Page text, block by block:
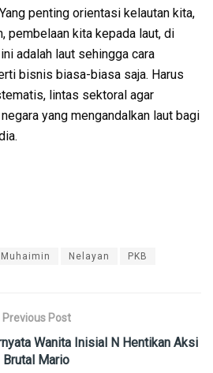
penting orientasi kelautan kita,
pembelaan kita kepada laut, di
adalah laut sehingga cara
bisnis biasa-biasa saja. Harus
lintas sektoral agar
yang mengandalkan laut bagi
Muhaimin Nelayan PKB
Previous Post
Wanita Inisial N Hentikan Aksi
Brutal Mario